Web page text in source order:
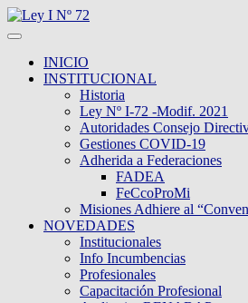
INICIO
INSTITUCIONAL
Historia
Ley Nº I-72 -Modif. 2021
Autoridades Consejo
Gestiones COVID-19
Adherida a Federaciones
FADEA
FeCcoProMi
Misiones Adhiere al
NOVEDADES
Institucionales
Info Incumbencias
Profesionales
Capacitación Profesional